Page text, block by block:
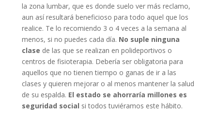
la zona lumbar, que es donde suelo ver más reclamo,
aun así resultará beneficioso para todo aquel que los
realice. Te lo recomiendo 3 o 4 veces a la semana al
menos, si no puedes cada día. No suple ninguna
clase de las que se realizan en polideportivos o
centros de fisioterapia. Debería ser obligatoria para
aquellos que no tienen tiempo o ganas de ir a las
clases y quieren mejorar o al menos mantener la salud
de su espalda. El estado se ahorraría millones es
seguridad social si todos tuviéramos este hábito.